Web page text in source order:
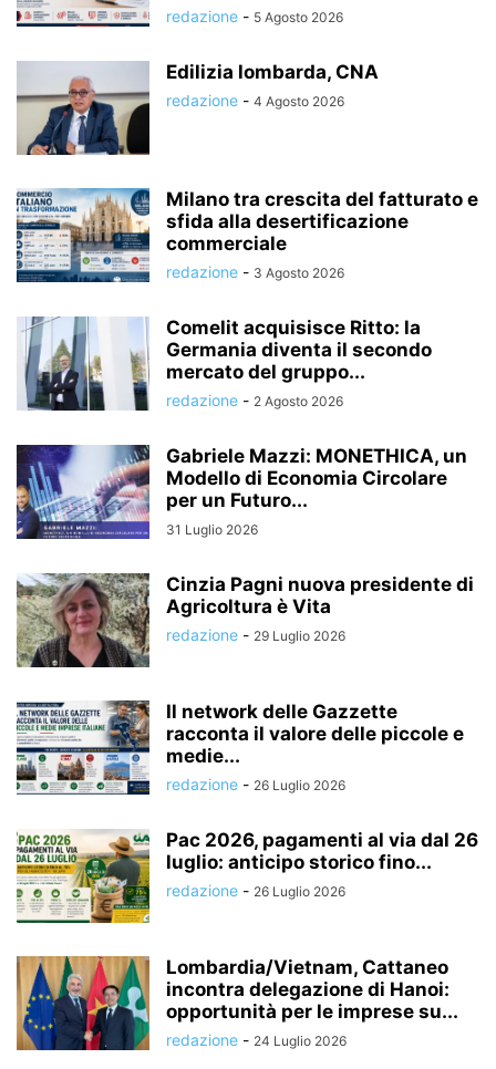
redazione - 5 Agosto 2026
Edilizia lombarda, CNA
redazione - 4 Agosto 2026
Milano tra crescita del fatturato e
sfida alla desertificazione
commerciale
redazione - 3 Agosto 2026
Comelit acquisisce Ritto: la
Germania diventa il secondo
mercato del gruppo...
redazione - 2 Agosto 2026
Gabriele Mazzi: MONETHICA, un
Modello di Economia Circolare
per un Futuro...
31 Luglio 2026
Cinzia Pagni nuova presidente di
Agricoltura è Vita
redazione - 29 Luglio 2026
Il network delle Gazzette
racconta il valore delle piccole e
medie...
redazione - 26 Luglio 2026
Pac 2026, pagamenti al via dal 26
luglio: anticipo storico fino...
redazione - 26 Luglio 2026
Lombardia/Vietnam, Cattaneo
incontra delegazione di Hanoi:
opportunità per le imprese su...
redazione - 24 Luglio 2026